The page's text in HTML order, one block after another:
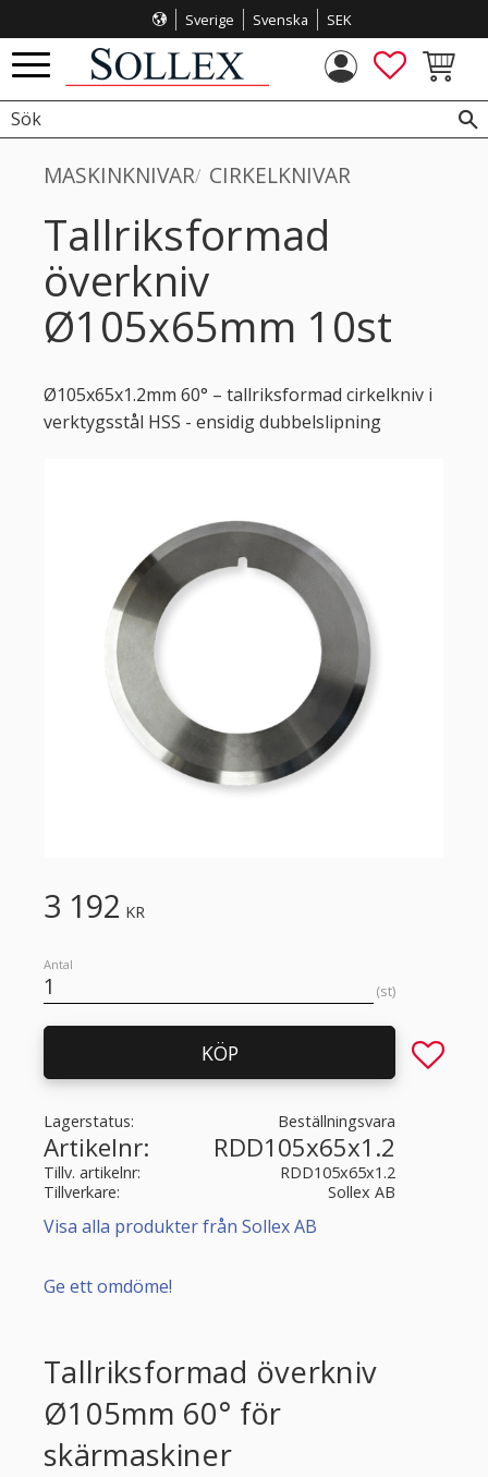
Meny
Sverige Svenska SEK
FAVORITER
MASKINKNIVAR CIRKELKNIVAR
Tallriksformad
överkniv
Ø105x65mm 10st
Ø105x65x1.2mm 60° – tallriksformad cirkelkniv i
verktygsstål HSS - ensidig dubbelslipning
3 192 KR
Antal
st
KÖP Lägg till
Lagerstatus Beställningsvara
Artikelnr RDD105x65x1.2
Tillv. artikelnr
RDD105x65x1.2
Tillverkare
Sollex AB
Visa alla produkter från Sollex AB
Ge ett omdöme!
Tallriksformad överkniv
Ø105mm 60° för
skärmaskiner